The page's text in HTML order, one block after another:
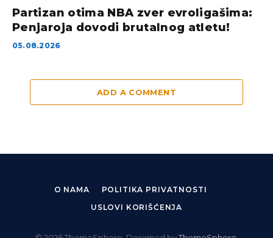
Partizan otima NBA zver evroligašima:
Penjaroja dovodi brutalnog atletu!
05.08.2026
ADD A COMMENT
O NAMA
POLITIKA PRIVATNOSTI
USLOVI KORIŠĆENJA